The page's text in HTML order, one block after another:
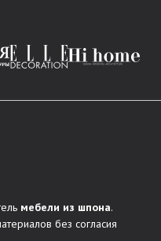
мебели из шпона.
без согласия